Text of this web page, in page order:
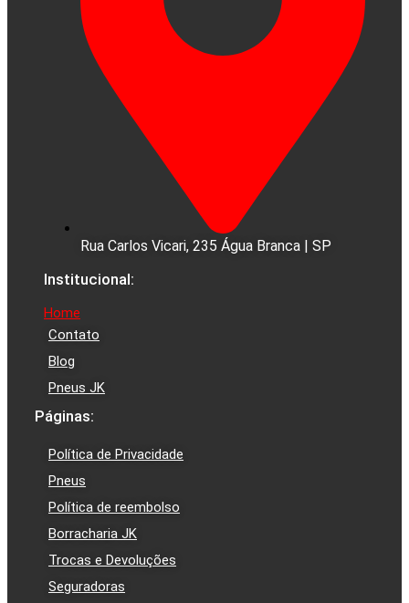
Rua Carlos Vicari, 235 Água Branca | SP
Institucional:
Home
Contato
Blog
Pneus JK
Páginas:
Política de Privacidade
Pneus
Política de reembolso
Borracharia JK
Trocas e Devoluções
Seguradoras